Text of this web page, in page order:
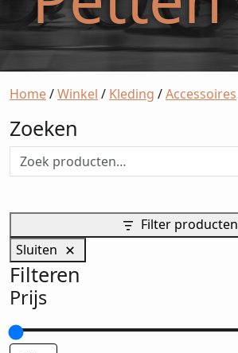
Home/Winkel / Kleding /Accessoires
Zoeken
Filter producten
Sluiten
Filteren
Prijs